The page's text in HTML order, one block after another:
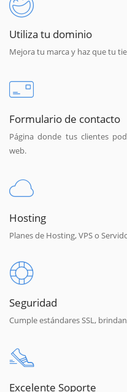
Utiliza tu dominio
Mejora tu marca y haz que tu
Formulario de contacto
Página donde tus clientes
web.
Hosting
Planes de Hosting, VPS o
Seguridad
Cumple estándares SSL,
Excelente Soporte